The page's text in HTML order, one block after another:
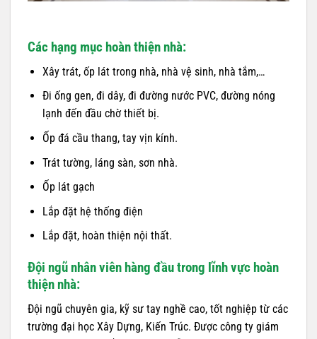
Các hạng mục hoàn thiện nhà:
Xây trát, ốp lát trong nhà, nhà vệ sinh, nhà tắm,…
Đi ống gen, đi dây, đi đường nước PVC, đường nóng
lạnh đến đầu chờ thiết bị.
Ốp đá cầu thang, tay vịn kính.
Trát tường, láng sàn, sơn nhà.
Ốp lát gạch
Lắp đặt hệ thống điện
Lắp đặt, hoàn thiện nội thất.
Đội ngũ nhân viên hàng đầu trong lĩnh vực hoàn
thiện nhà:
Đội ngũ chuyên gia, kỹ sư tay nghề cao, tốt nghiệp từ các
trường đại học Xây Dựng, Kiến Trúc. Được công ty giám